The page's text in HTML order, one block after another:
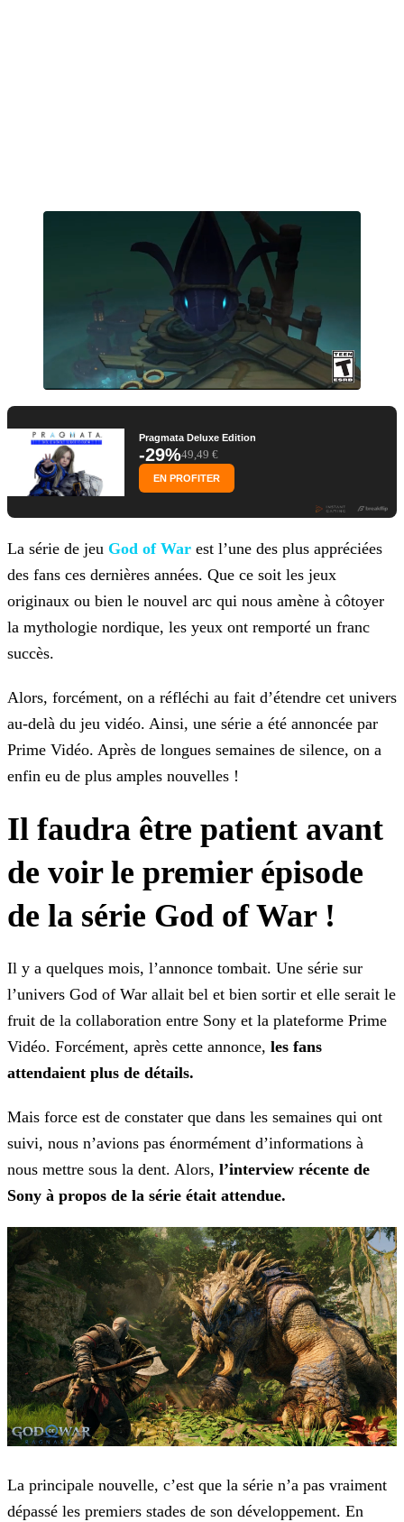
Pragmata Deluxe Edition
-29%49,49 €
EN PROFITER
La série de jeu God of War est l’une des plus appréciées
des fans ces dernières années. Que ce soit les jeux
originaux ou bien le nouvel arc qui nous amène à côtoyer
la mythologie nordique, les yeux ont remporté un franc
succès.
Alors, forcément, on a réfléchi au fait d’étendre cet univers
au-delà du jeu vidéo. Ainsi, une série a été annoncée par
Prime Vidéo. Après de longues semaines de silence, on a
enfin eu de plus amples nouvelles !
Il faudra être patient avant
de voir le premier épisode
de la série God of War !
Il y a quelques mois, l’annonce tombait. Une série sur
l’univers God of War allait bel et bien sortir et elle serait le
fruit de la collaboration entre Sony et la plateforme Prime
Vidéo. Forcément, après cette annonce, les fans
attendaient plus de détails.
Mais force est de constater que dans les semaines qui ont
suivi, nous n’avions pas énormément d’informations à
nous mettre sous la dent. Alors, l’interview récente de
Sony à propos de la série était attendue.
La principale nouvelle, c’est que la série n’a pas vraiment
dépassé les premiers stades de son développement. En